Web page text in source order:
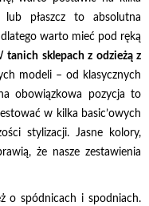
lub płaszcz to absolutna
warto mieć pod ręką
tanich sklepach z odzieżą z
modeli – od klasycznych
obowiązkowa pozycja to
w kilka basic’owych
stylizacji. Jasne kolory,
że nasze zestawienia
o spódnicach i spodniach.